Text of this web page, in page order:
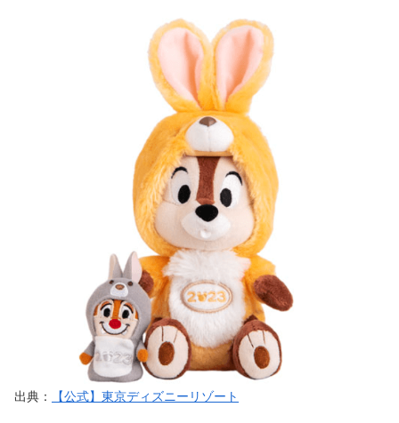
出典： 【公式】東京ディズニーリゾート